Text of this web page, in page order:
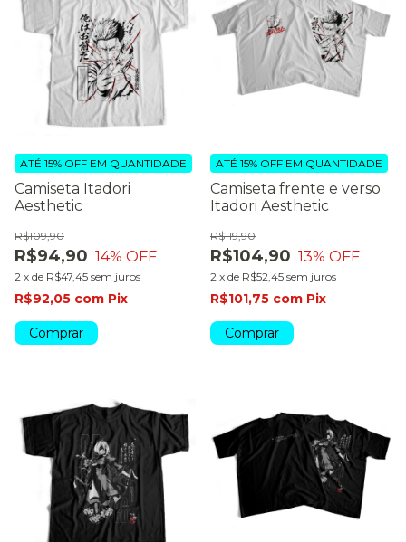
Camiseta Itadori
Aesthetic
R$94,90
R$109,90
14% OFF
2 x de R$47,45 sem juros
ATÉ 15% OFF EM QUANTIDADE
R$92,05 com Pix
Comprar
Camiseta frente e verso
Itadori Aesthetic
R$104,90
R$119,90
13% OFF
2 x de R$52,45 sem juros
ATÉ 15% OFF EM QUANTIDADE
R$101,75 com Pix
Comprar